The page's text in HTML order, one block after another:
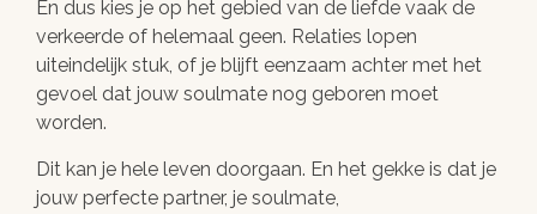
En dus kies je op het gebied van de liefde vaak de
verkeerde of helemaal geen. Relaties lopen
uiteindelijk stuk, of je blijft eenzaam achter met het
gevoel dat jouw soulmate nog geboren moet
worden.
Dit kan je hele leven doorgaan. En het gekke is dat je
jouw perfecte partner, je soulmate,